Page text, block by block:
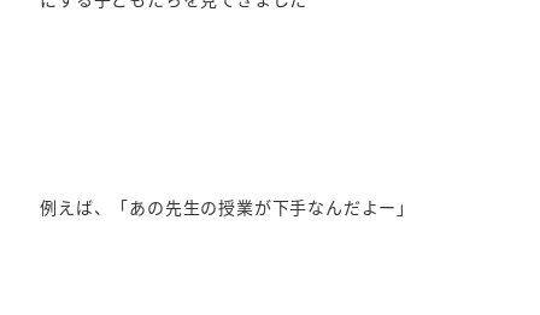
例えば、「あの先生の授業が下手なんだよー」